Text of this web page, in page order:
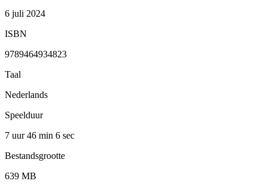
6 juli 2024
ISBN
9789464934823
Taal
Nederlands
Speelduur
7 uur 46 min 6 sec
Bestandsgrootte
639 MB